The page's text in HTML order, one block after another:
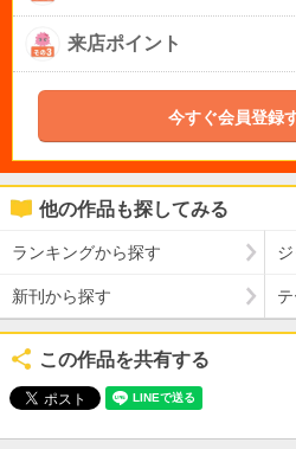
来店ポイント
今すぐ会員登録
他の作品も探してみる
ランキングから探す
新刊から探す
この作品を共有する